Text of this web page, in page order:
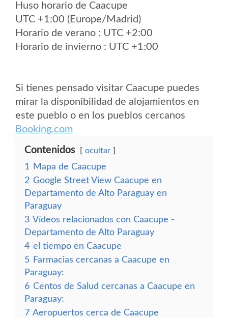
Huso horario de Caacupe
UTC +1:00 (Europe/Madrid)
Horario de verano : UTC +2:00
Horario de invierno : UTC +1:00
Si tienes pensado visitar Caacupe puedes
mirar la disponibilidad de alojamientos en
este pueblo o en los pueblos cercanos
Booking.com
Contenidos ocultar
1
Mapa de Caacupe
2 Google Street View Caacupe en
Departamento de Alto Paraguay en
Paraguay
3 Vídeos relacionados con Caacupe -
Departamento de Alto Paraguay
4 el tiempo en Caacupe
5 Farmacias cercanas a Caacupe en
Paraguay:
6 Centos de Salud cercanas a Caacupe en
Paraguay:
7 Aeropuertos cerca de Caacupe